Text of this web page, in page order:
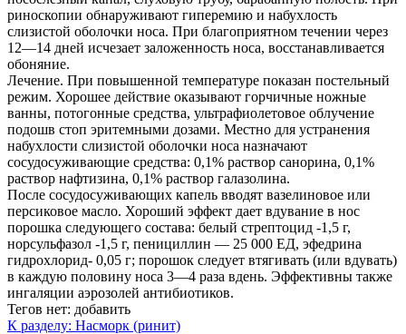
риноскопии обнаруживают гиперемию и набухлость
слизистой оболочки носа. При благоприятном течении через
12—14 дней исчезает заложенность носа, восстанавливается
обоняние.
Лечение. При повышенной температуре показан постельный
режим. Хорошее действие оказывают горчичные ножные
ванны, потогонные средства, ультрафиолетовое облучение
подошв стоп эритемными дозами. Местно для устранения
набухлости слизистой оболочки носа назначают
сосудосуживающие средства: 0,1% раствор санорина, 0,1%
раствор нафтизина, 0,1% раствор галазолина.
После сосудосуживающих капель вводят вазелиновое или
персиковое масло. Хороший эффект дает вдувание в нос
порошка следующего состава: белый стрептоцид -1,5 г,
норсульфазол -1,5 г, пенициллин — 25 000 ЕД, эфедрина
гидрохлорид- 0,05 г; порошок следует втягивать (или вдувать)
в каждую половину носа 3—4 раза вдень. Эффективны также
ингаляции аэрозолей антибиотиков.
Тегов нет: добавить
К разделу: Насморк (ринит)